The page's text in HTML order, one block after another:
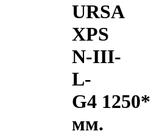
URSA
XPS
N-III-
L-
G4
мм.